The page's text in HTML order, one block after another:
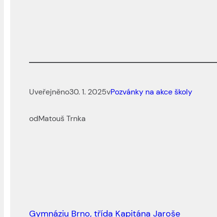
Uveřejněno30. 1. 2025vPozvánky na akce školy
odMatouš Trnka
Gymnáziu Brno, třída Kapitána Jaroše